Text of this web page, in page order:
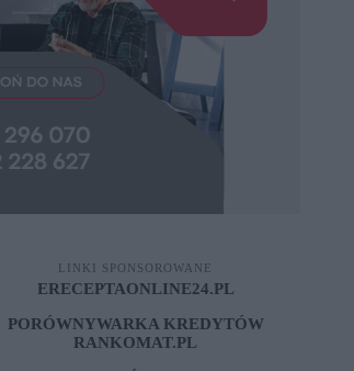
LINKI SPONSOROWANE
ERECEPTAONLINE24.PL
PORÓWNYWARKA KREDYTÓW
RANKOMAT.PL